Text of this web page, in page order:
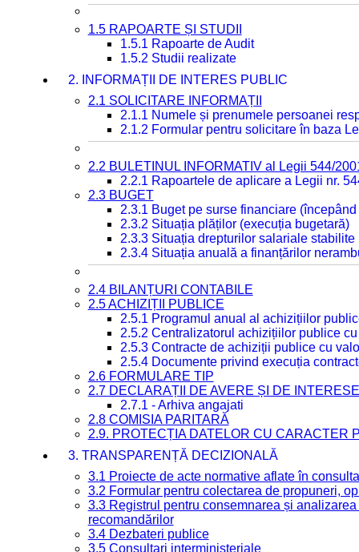
1.5 RAPOARTE ȘI STUDII
1.5.1 Rapoarte de Audit
1.5.2 Studii realizate
2. INFORMAȚII DE INTERES PUBLIC
2.1 SOLICITARE INFORMAȚII
2.1.1 Numele și prenumele persoanei
2.1.2 Formular pentru solicitare în baza
2.2 BULETINUL INFORMATIV al Legii 544/
2.2.1 Rapoartele de aplicare a Legii nr.
2.3 BUGET
2.3.1 Buget pe surse financiare
2.3.2 Situația plăților (execuția bugetară)
2.3.3 Situația drepturilor salariale
2.3.4 Situația anuală a finanțărilor
2.4 BILANȚURI CONTABILE
2.5 ACHIZIȚII PUBLICE
2.5.1 Programul anual al achizițiilor
2.5.2 Centralizatorul achizițiilor publice
2.5.3 Contracte de achiziții publice cu
2.5.4 Documente privind execuția
2.6 FORMULARE TIP
2.7 DECLARAȚII DE AVERE ȘI DE INTERESE
2.7.1 - Arhiva angajati
2.8 COMISIA PARITARĂ
2.9. PROTECȚIA DATELOR CU CARACTER
3. TRANSPARENȚĂ DECIZIONALĂ
3.1 Proiecte de acte normative aflate în
3.2 Formular pentru colectarea de propuneri,
3.3 Registrul pentru consemnarea și
recomandărilor
3.4 Dezbateri publice
3.5 Consultari interministeriale